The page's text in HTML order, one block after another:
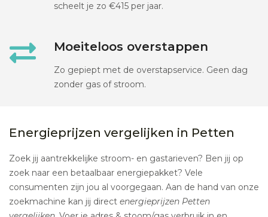
scheelt je zo €415 per jaar.
Moeiteloos overstappen
Zo gepiept met de overstapservice. Geen dag
zonder gas of stroom.
Energieprijzen vergelijken in Petten
Zoek jij aantrekkelijke stroom- en gastarieven? Ben jij op
zoek naar een betaalbaar energiepakket? Vele
consumenten zijn jou al voorgegaan. Aan de hand van onze
zoekmachine kan jij direct energieprijzen Petten